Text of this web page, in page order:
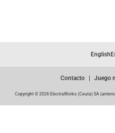
English
Contacto Juego
Copyright © 2026 ElectraWorks (Ceuta) SA